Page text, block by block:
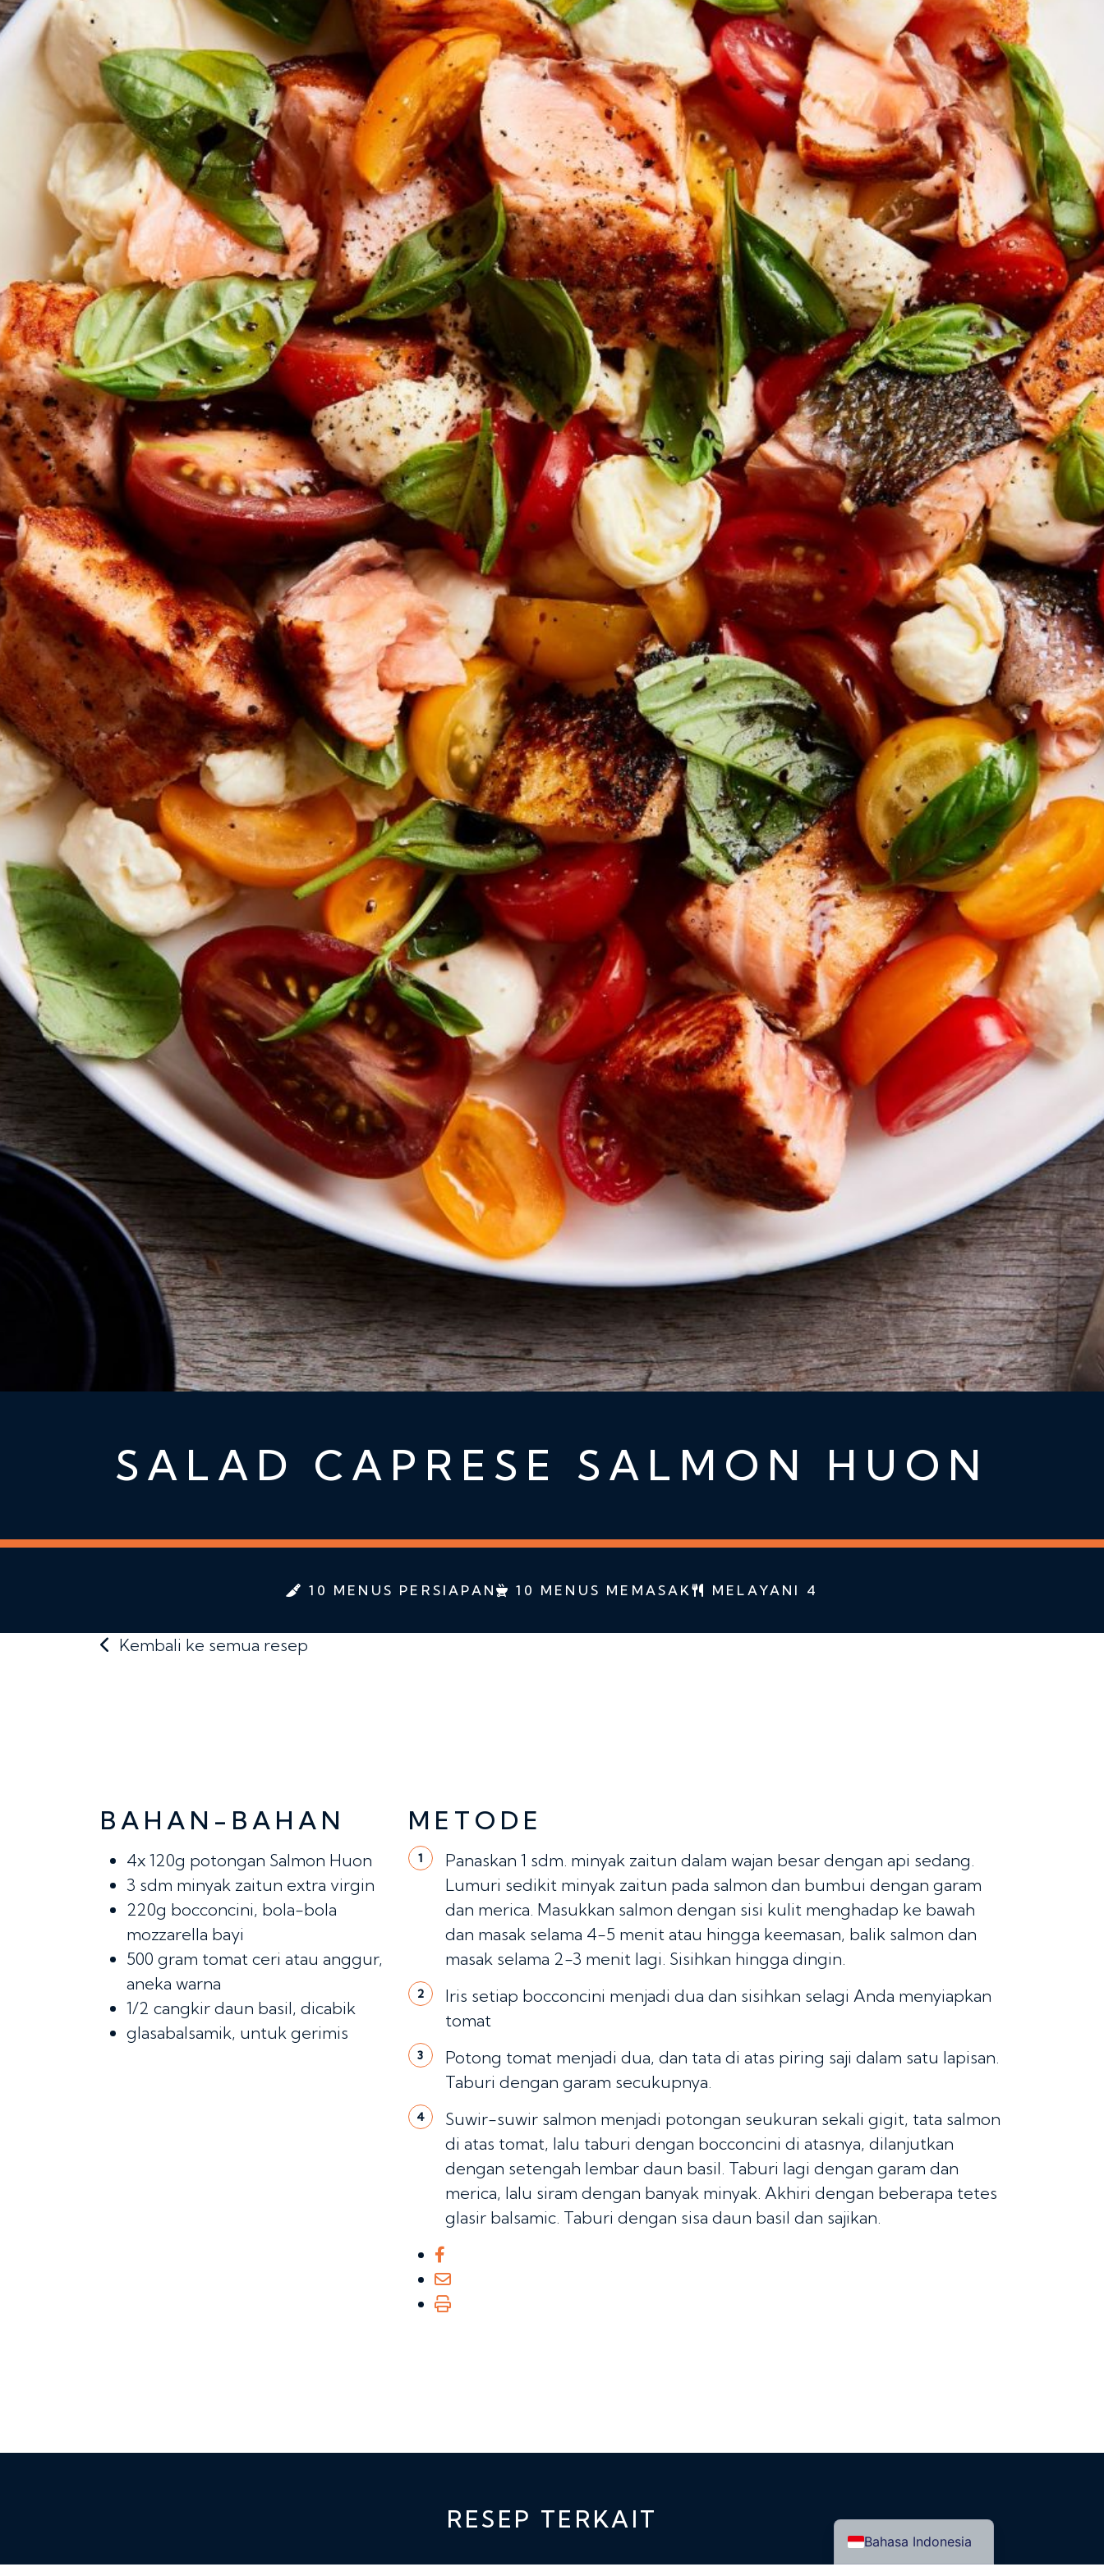
SALAD CAPRESE SALMON HUON
10 MENUS PERSIAPAN 10 MENUS MEMASAK MELAYANI 4
Kembali ke semua resep
BAHAN-BAHAN
4x 120g potongan Salmon Huon
3 sdm minyak zaitun extra virgin
220g bocconcini, bola-bola
mozzarella bayi
500 gram tomat ceri atau anggur,
aneka warna
1/2 cangkir daun basil, dicabik
glasabalsamik, untuk gerimis
METODE
1
Panaskan 1 sdm. minyak zaitun dalam wajan besar dengan api sedang.
Lumuri sedikit minyak zaitun pada salmon dan bumbui dengan garam
dan merica. Masukkan salmon dengan sisi kulit menghadap ke bawah
dan masak selama 4-5 menit atau hingga keemasan, balik salmon dan
masak selama 2-3 menit lagi. Sisihkan hingga dingin.
2
Iris setiap bocconcini menjadi dua dan sisihkan selagi Anda menyiapkan
tomat
3
Potong tomat menjadi dua, dan tata di atas piring saji dalam satu lapisan.
Taburi dengan garam secukupnya.
4
Suwir-suwir salmon menjadi potongan seukuran sekali gigit, tata salmon
di atas tomat, lalu taburi dengan bocconcini di atasnya, dilanjutkan
dengan setengah lembar daun basil. Taburi lagi dengan garam dan
merica, lalu siram dengan banyak minyak. Akhiri dengan beberapa tetes
glasir balsamic. Taburi dengan sisa daun basil dan sajikan.
RESEP TERKAIT
Bahasa Indonesia